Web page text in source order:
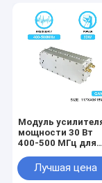
Модуль
мощности 30 Вт
400-500 МГц для
устройства с
помехами Uav GaN
Лучшая цена